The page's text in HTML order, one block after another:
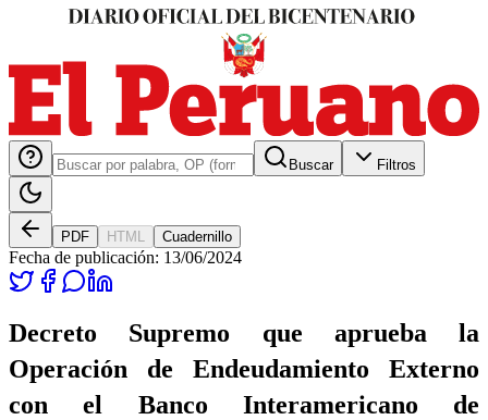
Buscar Filtros
PDF HTML Cuadernillo
Fecha de publicación: 13/06/2024
Decreto Supremo que aprueba la
Operación de Endeudamiento Externo
con el Banco Interamericano de